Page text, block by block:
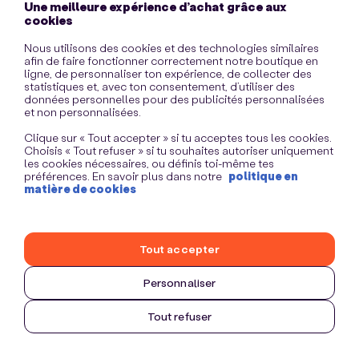
Une meilleure expérience d’achat grâce aux
cookies
Nous utilisons des cookies et des technologies similaires
afin de faire fonctionner correctement notre boutique en
ligne, de personnaliser ton expérience, de collecter des
statistiques et, avec ton consentement, d’utiliser des
données personnelles pour des publicités personnalisées
et non personnalisées.
Clique sur « Tout accepter » si tu acceptes tous les cookies.
Choisis « Tout refuser » si tu souhaites autoriser uniquement
les cookies nécessaires, ou définis toi-même tes
préférences. En savoir plus dans notre politique en
matière de cookies
Personnaliser
Tout refuser
Tout accepter